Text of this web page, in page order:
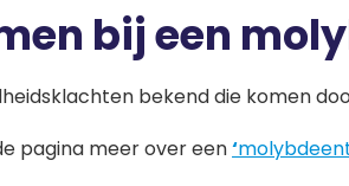
bij een
bekend die komen
pagina meer over een‘